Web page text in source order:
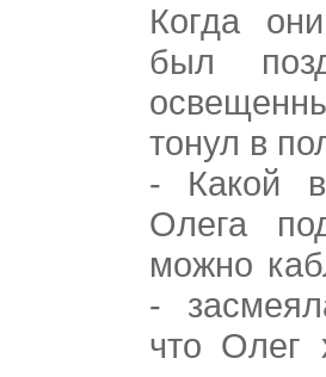
Когда
был
тонул в
- Какой
Олега
можно
-
что Олег